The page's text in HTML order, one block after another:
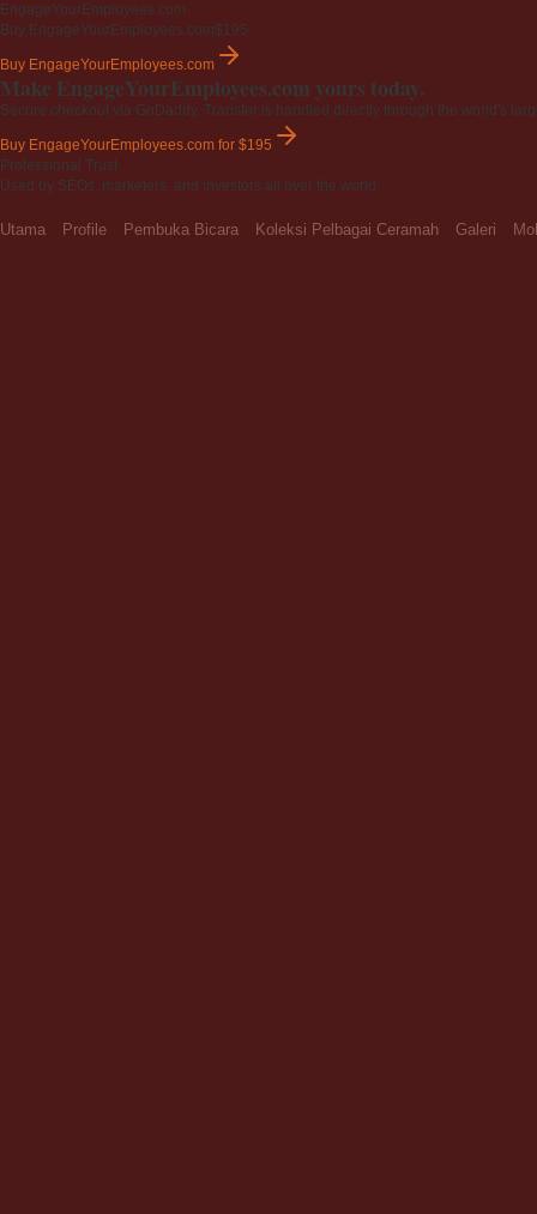
EngageYourEmployees.com
Buy EngageYourEmployees.com$195
Buy EngageYourEmployees.com
Make EngageYourEmployees.com yours today.
Secure checkout via GoDaddy. Transfer is handled directly through the world's
Buy EngageYourEmployees.com for $195
Professional Trust
Used by SEOs, marketers, and investors all over the world.
Utama Profile Pembuka Bicara Koleksi Pelbagai Ceramah Galeri